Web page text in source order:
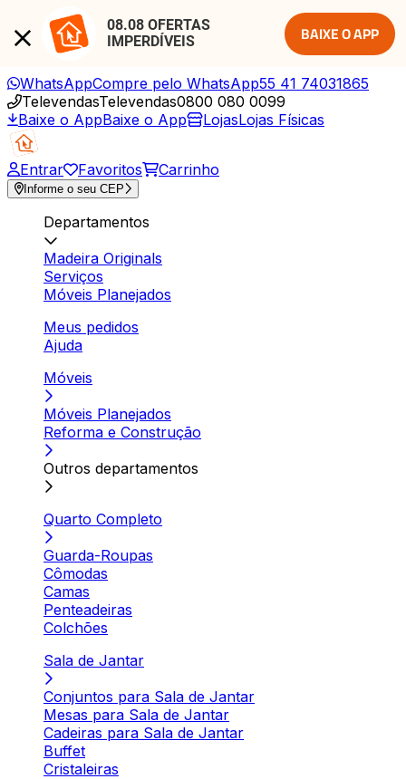
08.08 OFERTAS
IMPERDÍVEIS
BAIXE O APP
WhatsAppCompre pelo WhatsApp55 41 74031865
TelevendasTelevendas0800 080 0099
Baixe o AppBaixe o App LojasLojas Físicas
Entrar Favoritos Carrinho
Informe o seu CEP
Departamentos
Madeira Originals
Serviços
Móveis Planejados
Meus pedidos
Ajuda
Móveis
Móveis Planejados
Reforma e Construção
Outros departamentos
Quarto Completo
Guarda-Roupas
Cômodas
Camas
Penteadeiras
Colchões
Sala de Jantar
Conjuntos para Sala de Jantar
Mesas para Sala de Jantar
Cadeiras para Sala de Jantar
Buffet
Cristaleiras